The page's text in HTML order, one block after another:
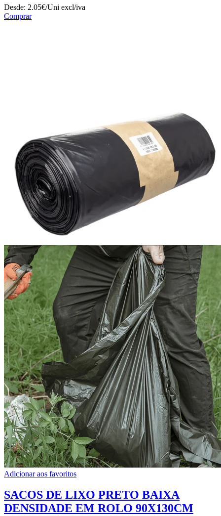
Desde: 2.05€/Uni excl/iva
Comprar
Adicionar aos favoritos
SACOS DE LIXO PRETO BAIXA
DENSIDADE EM ROLO 90X130CM